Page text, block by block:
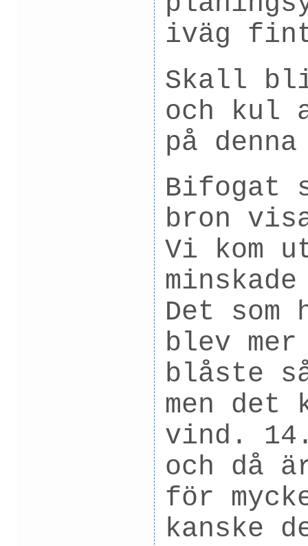
iväg
Skall
och kul
på
Bifogat
bron
Vi kom
Det
blev
blåste
men det
vind.
och då
för
kanske